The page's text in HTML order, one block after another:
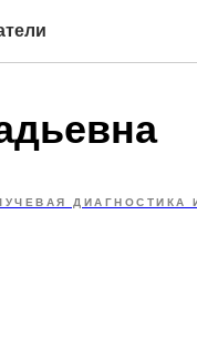
ДИАГНОСТИКА